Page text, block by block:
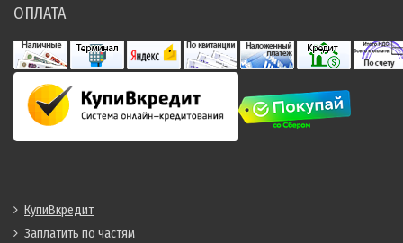
ОПЛАТА
КупиВкредит
Заплатить по частям